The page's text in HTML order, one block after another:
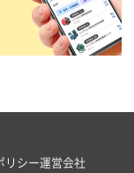
リシー運営会社